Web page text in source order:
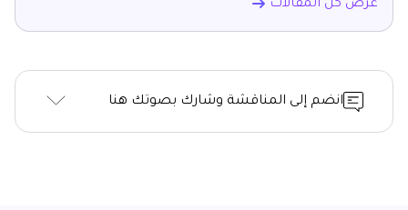
عرض كل المقالات
انضم إلى المناقشة وشارك بصوتك هنا